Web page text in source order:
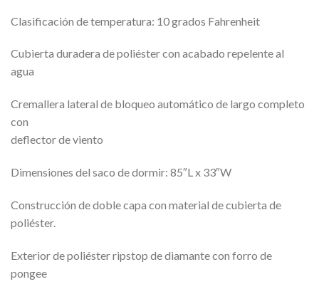
Clasificación de temperatura: 10 grados Fahrenheit
Cubierta duradera de poliéster con acabado repelente al
agua
Cremallera lateral de bloqueo automático de largo completo
con
deflector de viento
Dimensiones del saco de dormir: 85″L x 33″W
Construcción de doble capa con material de cubierta de
poliéster.
Exterior de poliéster ripstop de diamante con forro de
pongee